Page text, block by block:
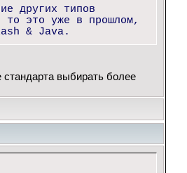
других типов
это уже в прошлом,
& Java.
выбирать более